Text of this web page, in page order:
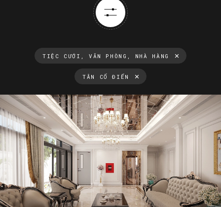
TIỆC CƯỚI, VĂN PHÒNG, NHÀ HÀNG
TÂN CỔ ĐIỂN